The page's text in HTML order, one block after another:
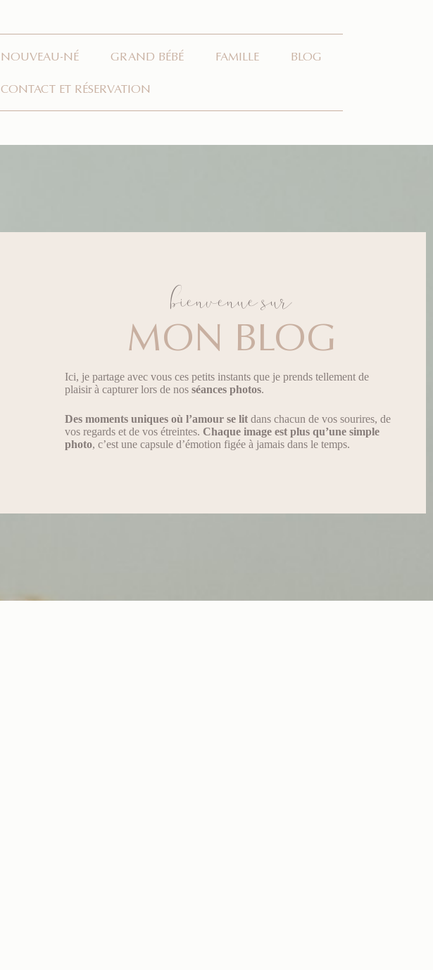
NOUVEAU-NÉ GRAND BÉBÉ FAMILLE BLOG
CONTACT ET RÉSERVATION
bienvenue sur
MON BLOG
Ici, je partage avec vous ces petits instants que je prends tellement de
plaisir à capturer lors de nosséances photos.
Des moments uniques où l’amour se lit dans chacun de vos sourires, de
vos regards et de vos étreintes. Chaque image est plus qu’une simple
photo, c’est une capsule d’émotion figée à jamais dans le temps.